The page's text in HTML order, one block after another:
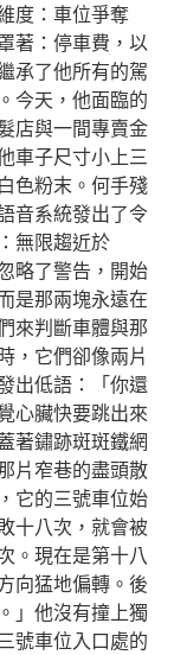
度：車位爭奪
著：停車費，以
承了他所有的駕
今天，他面臨的
店與一間專賣金
車子尺寸小上三
色粉末。何手殘
音系統發出了令
無限趨近於
略了警告，開始
是那兩塊永遠在
來判斷車體與那
，它們卻像兩片
出低語：「你還
心臟快要跳出來
著鏽跡斑斑鐵網
片窄巷的盡頭散
它的三號車位始
十八次，就會被
。現在是第十八
向猛地偏轉。後
」他沒有撞上獨
號車位入口處的